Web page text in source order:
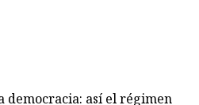
democracia: así el régimen